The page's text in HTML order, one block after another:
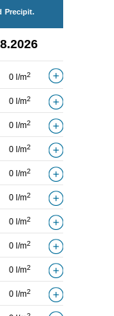
Precipit.
0 l/m2
0 l/m2
0 l/m2
0 l/m2
0 l/m2
0 l/m2
0 l/m2
0 l/m2
0 l/m2
0 l/m2